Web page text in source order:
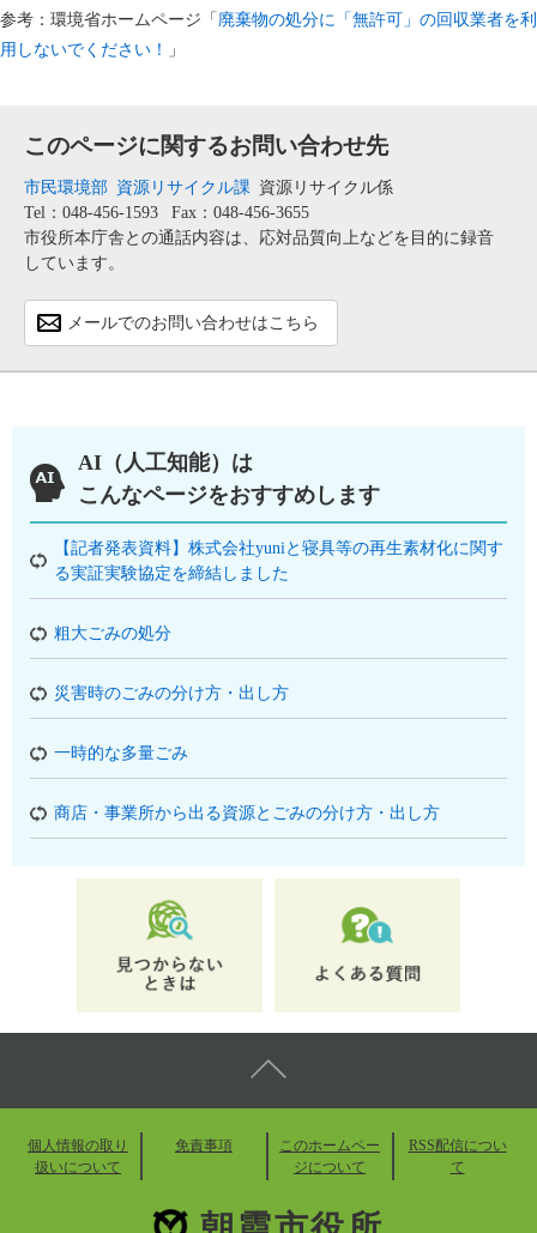
参考：環境省ホームページ「 廃棄物の処分に「無許可」の回収業者を利
用しないでください！
」
このページに関するお問い合わせ先
市民環境部 資源リサイクル課 資源リサイクル係
Tel：048-456-1593
Fax：048-456-3655
市役所本庁舎との通話内容は、応対品質向上などを目的に録音
しています。
メールでのお問い合わせはこちら
AI（人工知能）は
こんなページをおすすめします
【記者発表資料】株式会社yuniと寝具等の再生素材化に関す
る実証実験協定を締結しました
粗大ごみの処分
災害時のごみの分け方・出し方
一時的な多量ごみ
商店・事業所から出る資源とごみの分け方・出し方
個人情報の取り
扱いについて
免責事項
このホームペー
ジについて
RSS配信につい
て